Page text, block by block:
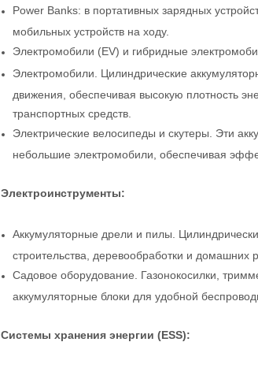
Power Banks: в портативных зарядных
мобильных устройств на ходу.
Электромобили (EV) и гибридные
Электромобили. Цилиндрические
движения, обеспечивая высокую плотность
транспортных средств.
Электрические велосипеды и скутеры. Эти
небольшие электромобили, обеспечивая
Электроинструменты:
Аккумуляторные дрели и пилы.
строительства, деревообработки и
Садовое оборудование. Газонокосилки,
аккумуляторные блоки для удобной
Системы хранения энергии (ESS):